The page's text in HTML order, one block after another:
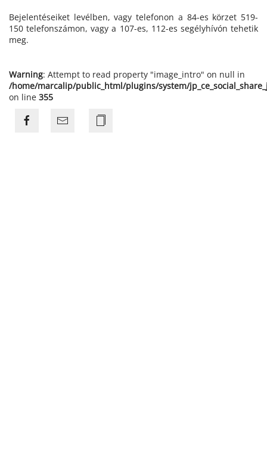
Bejelentéseiket levélben, vagy telefonon a 84-es körzet 519-
150 telefonszámon, vagy a 107-es, 112-es segélyhívón tehetik
meg.
Warning: Attempt to read property "image_intro" on null in
/home/marcalip/public_html/plugins/system/
on line 355